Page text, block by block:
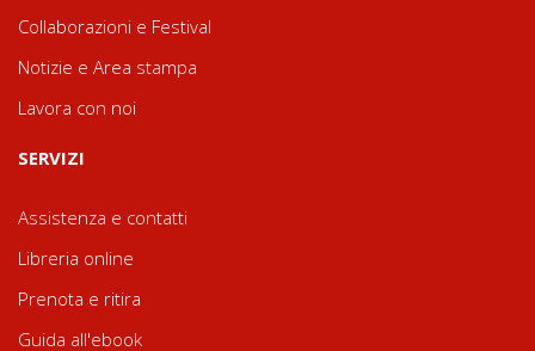
Collaborazioni e Festival
Notizie e Area stampa
Lavora con noi
SERVIZI
Assistenza e contatti
Libreria online
Prenota e ritira
Guida all'ebook